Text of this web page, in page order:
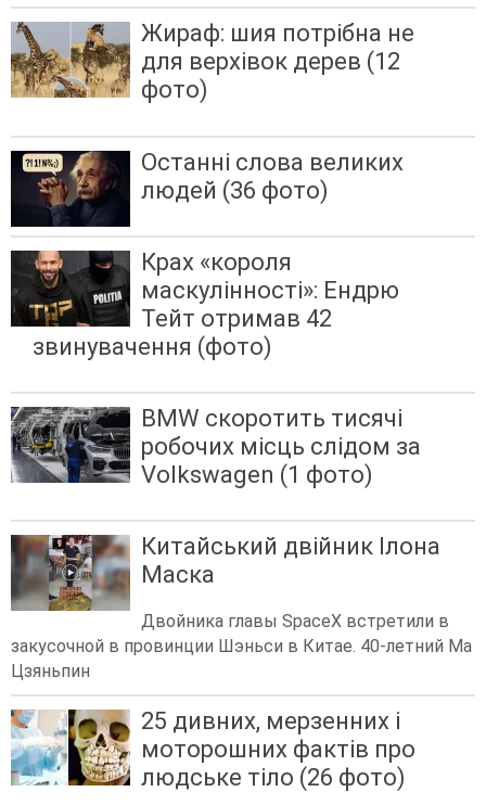
Жираф: шия потрібна не
для верхівок дерев (12
фото)
Останні слова великих
людей (36 фото)
Крах «короля
маскулінності»: Ендрю
Тейт отримав 42
звинувачення (фото)
BMW скоротить тисячі
робочих місць слідом за
Volkswagen (1 фото)
Китайський двійник Ілона
Маска
Двойника главы SpaceX встретили в
закусочной в провинции Шэньси в Китае. 40-летний Ма
Цзяньпин
25 дивних, мерзенних і
моторошних фактів про
людське тіло (26 фото)